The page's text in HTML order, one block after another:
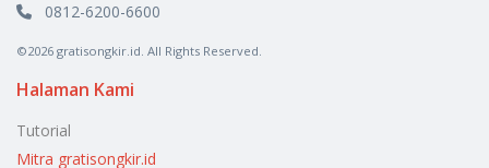
0812-6200-6600
©2026 gratisongkir.id. All Rights Reserved.
Halaman Kami
Tutorial
Mitra gratisongkir.id